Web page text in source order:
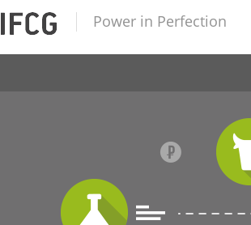
Power in Perfection